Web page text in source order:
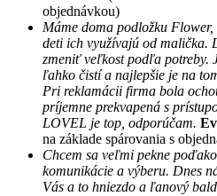
objednávkou)
Máme doma podložku
deti ich využívajú od malička.
zmeniť veľkost podľa potreby.
ľahko čistí a najlepšie je na
Pri reklamácii firma bola
príjemne prekvapená s
LOVEL je top, odporúčam.
na základe spárovania s
Chcem sa veľmi pekne
komunikácie a výberu. Dnes
Vás a to hniezdo a ľanový